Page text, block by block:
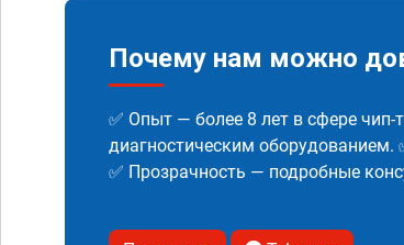
Почему нам можно
✅ Опыт — более 8 лет в сфере
диагностическим оборудованием.
✅ Прозрачность — подробные